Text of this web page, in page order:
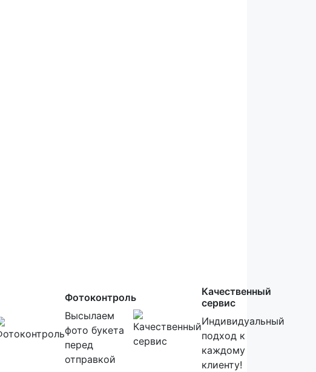
Фотоконтроль
Высылаем
фото букета
перед
отправкой
Качественный
сервис
Индивидуальный
подход к
каждому
клиенту!